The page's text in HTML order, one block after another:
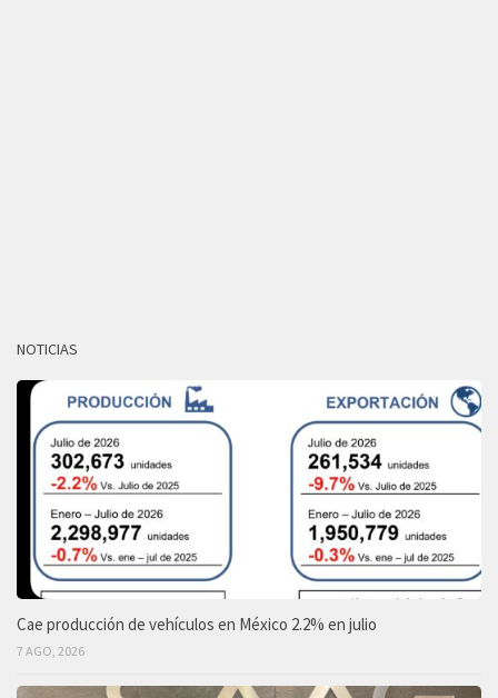
NOTICIAS
Cae producción de vehículos en México 2.2% en julio
7 AGO, 2026